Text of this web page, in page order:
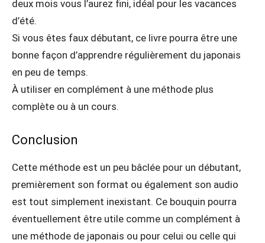
deux mois vous l’aurez fini, idéal pour les vacances
d’été.
Si vous êtes faux débutant, ce livre pourra être une
bonne façon d’apprendre régulièrement du japonais
en peu de temps.
À utiliser en complément à une méthode plus
complète ou à un cours.
Conclusion
Cette méthode est un peu bâclée pour un débutant,
premièrement son format ou également son audio
est tout simplement inexistant. Ce bouquin pourra
éventuellement être utile comme un complément à
une méthode de japonais ou pour celui ou celle qui